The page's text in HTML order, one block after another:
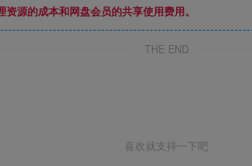
源的成本和网盘会员的共享使用费用。
THE END
喜欢就支持一下吧